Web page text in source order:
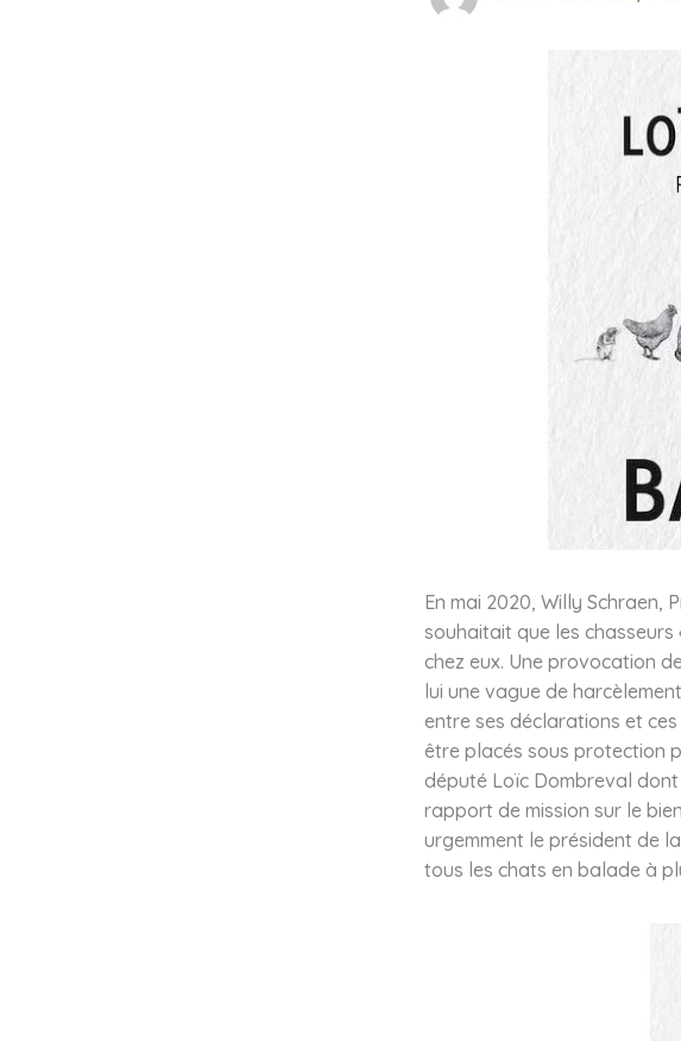
En mai 2020, Willy Schraen,
souhaitait que les
chez eux. Une provocation
lui une vague de
entre ses déclarations et
être placés sous protection
député Loïc Dombreval
rapport de mission sur le
urgemment le président de
tous les chats en balade à